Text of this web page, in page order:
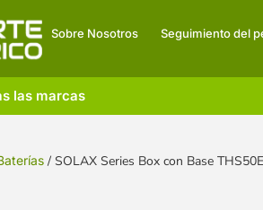
Sobre Nosotros Seguimiento del
las marcas
/ SOLAX Series Box con Base